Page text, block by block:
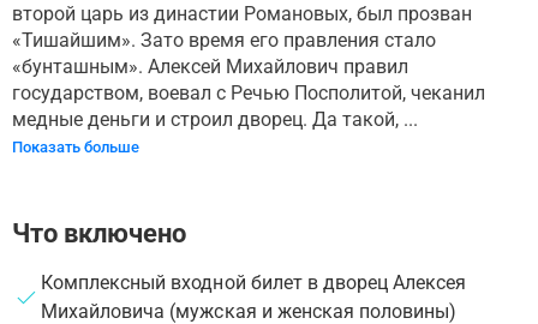
второй царь из династии Романовых, был прозван
«Тишайшим». Зато время его правления стало
«бунташным». Алексей Михайлович правил
государством, воевал с Речью Посполитой, чеканил
медные деньги и строил дворец. Да такой, ...
Показать больше
Что включено
Комплексный входной билет в дворец Алексея
Михайловича (мужская и женская половины)